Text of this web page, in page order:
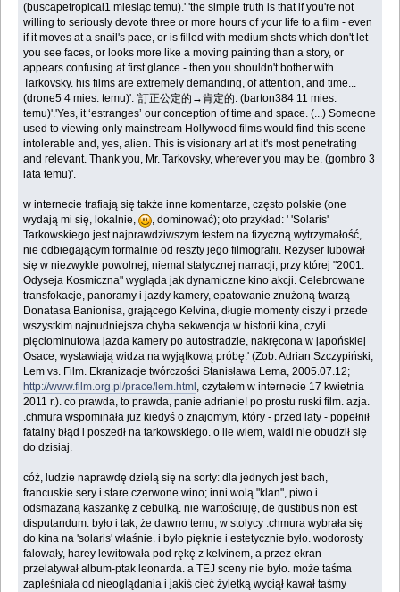
(buscapetropical1 miesiąc temu).' 'the simple truth is that if you're not
willing to seriously devote three or more hours of your life to a film - even
if it moves at a snail's pace, or is filled with medium shots which don't let
you see faces, or looks more like a moving painting than a story, or
appears confusing at first glance - then you shouldn't bother with
Tarkovsky. his films are extremely demanding, of attention, and time...
(drone5 4 mies. temu)'. '訂正公定的→肯定的. (barton384 11 mies.
temu)'. 'Yes, it ‘estranges’ our conception of time and space. (...) Someone
used to viewing only mainstream Hollywood films would find this scene
intolerable and, yes, alien. This is visionary art at it's most penetrating
and relevant. Thank you, Mr. Tarkovsky, wherever you may be. (gombro 3
lata temu)'.
w internecie trafiają się także inne komentarze, często polskie (one
wydają mi się, lokalnie,
, dominować); oto przykład: ' 'Solaris'
Tarkowskiego jest najprawdziwszym testem na fizyczną wytrzymałość,
nie odbiegającym formalnie od reszty jego filmografii. Reżyser lubował
się w niezwykle powolnej, niemal statycznej narracji, przy której "2001:
Odyseja Kosmiczna" wygląda jak dynamiczne kino akcji. Celebrowane
transfokacje, panoramy i jazdy kamery, epatowanie znużoną twarzą
Donatasa Banionisa, grającego Kelvina, długie momenty ciszy i przede
wszystkim najnudniejsza chyba sekwencja w historii kina, czyli
pięciominutowa jazda kamery po autostradzie, nakręcona w japońskiej
Osace, wystawiają widza na wyjątkową próbę.' (Zob. Adrian Szczypiński,
Lem vs. Film. Ekranizacje twórczości Stanisława Lema, 2005.07.12;
http://www.film.org.pl/prace/lem.html , czytałem w internecie 17 kwietnia
2011 r.). co prawda, to prawda, panie adrianie! po prostu ruski film. azja.
.chmura wspominała już kiedyś o znajomym, który - przed laty - popełnił
fatalny błąd i poszedł na tarkowskiego. o ile wiem, waldi nie obudził się
do dzisiaj.
cóż, ludzie naprawdę dzielą się na sorty: dla jednych jest bach,
francuskie sery i stare czerwone wino; inni wolą "klan", piwo i
odsmażaną kaszankę z cebulką. nie wartościuję, de gustibus non est
disputandum. było i tak, że dawno temu, w stolycy .chmura wybrała się
do kina na 'solaris' właśnie. i było pięknie i estetycznie było. wodorosty
falowały, harey lewitowała pod rękę z kelvinem, a przez ekran
przelatywał album-ptak leonarda. a TEJ sceny nie było. może taśma
zapleśniała od nieoglądania i jakiś cieć żyletką wyciął kawał taśmy